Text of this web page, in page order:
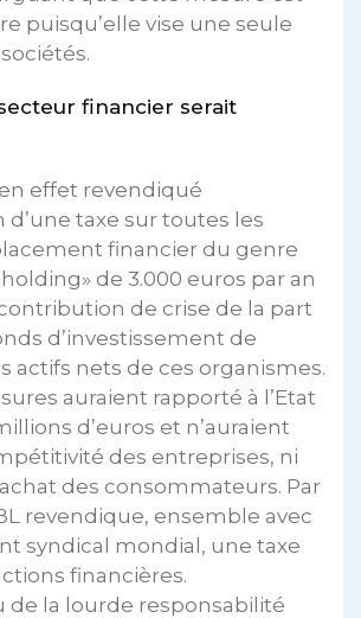
puisqu’elle vise une seule
financier serait
en effet revendiqué
d’une taxe sur toutes les
financier du genre
de 3.000 euros par an
de crise de la part
d’investissement de
actifs nets de ces organismes.
auraient rapporté à l’Etat
d’euros et n’auraient
des entreprises, ni
des consommateurs. Par
revendique, ensemble avec
syndical mondial, une taxe
financières.
de la lourde responsabilité